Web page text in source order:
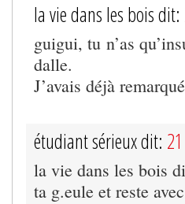
la vie dans les bois dit:
guigui, tu n’as
dalle.
J’avais déjà
étudiant sérieux dit:
la vie dans les bois
ta g.eule et reste